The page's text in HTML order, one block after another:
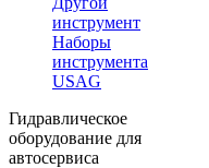
инструмент
Наборы
инструмента
USAG
Гидравлическое
оборудование для
автосервиса